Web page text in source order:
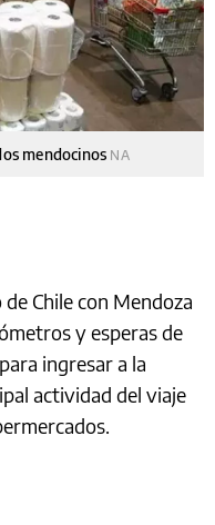
mendocinos NA
Chile con Mendoza
y esperas de
ingresar a la
actividad del viaje